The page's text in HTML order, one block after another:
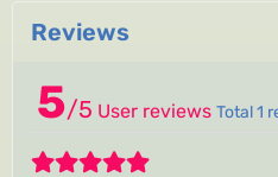
Reviews
5/5 User reviews Total 1
5